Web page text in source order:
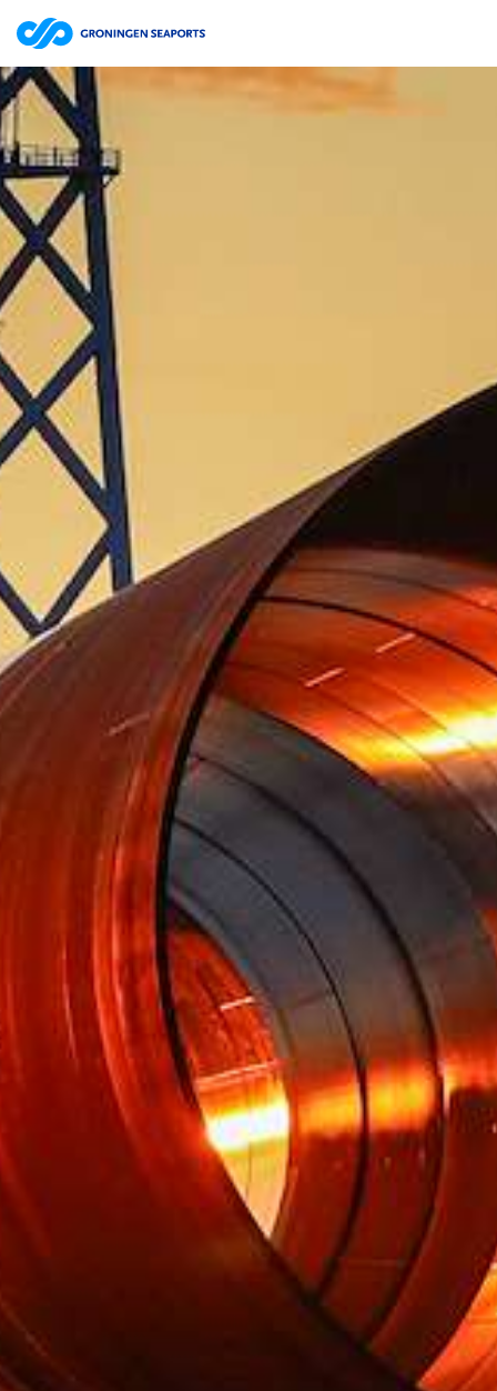
Bestuursverslag | website
Jaarrekening | website
Jaarverslag 2025 Groningen Seaports N.V. | pdf
Jaarverslag | website
Jaarrekening | website
Jaarverslag 2024 Groningen Seaports N.V. | pdf
12.0MB
Jaarverslag | website
Jaarrekening | website
Jaarverslag 2023 Groningen Seaports N.V. | pdf
ZOEKEN